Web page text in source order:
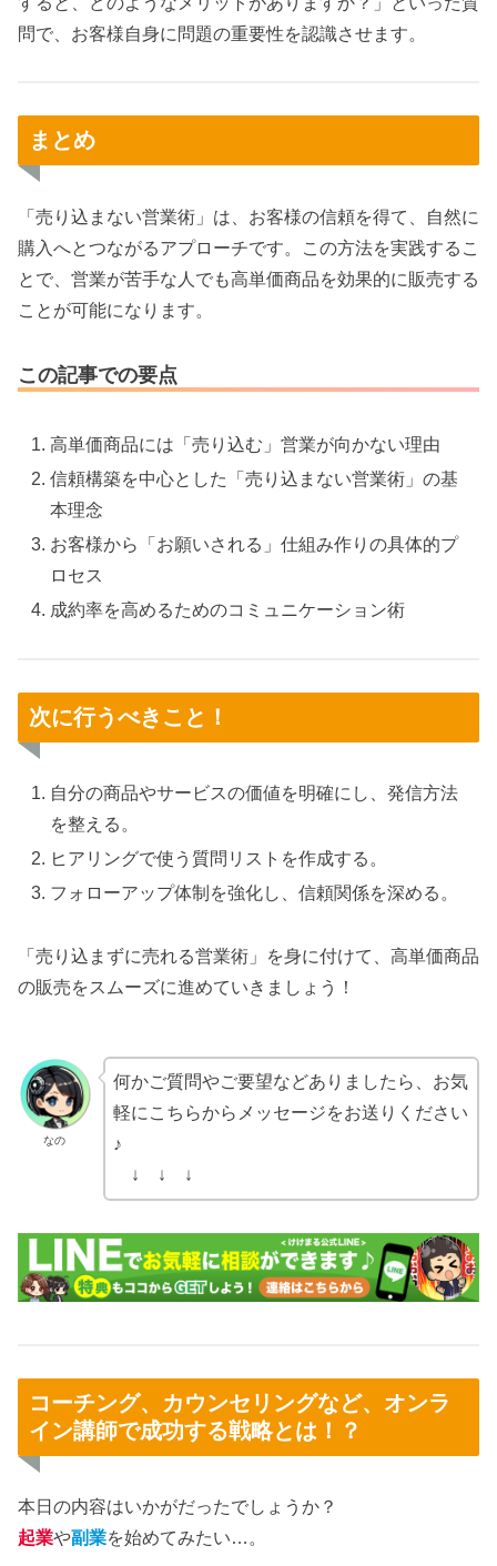
問で、お客様自身に問題の重要性を認識させます。
まとめ
「売り込まない営業術」は、お客様の信頼を得て、自然に
購入へとつながるアプローチです。この方法を実践するこ
とで、営業が苦手な人でも高単価商品を効果的に販売する
ことが可能になります。
この記事での要点
高単価商品には「売り込む」営業が向かない理由
信頼構築を中心とした「売り込まない営業術」の基
本理念
お客様から「お願いされる」仕組み作りの具体的プ
ロセス
成約率を高めるためのコミュニケーション術
次に行うべきこと！
自分の商品やサービスの価値を明確にし、発信方法
を整える。
ヒアリングで使う質問リストを作成する。
フォローアップ体制を強化し、信頼関係を深める。
「売り込まずに売れる営業術」を身に付けて、高単価商品
の販売をスムーズに進めていきましょう！
なの
何かご質問やご要望などありましたら、お気
軽にこちらからメッセージをお送りください
♪
↓ ↓ ↓
コーチング、カウンセリングなど、オンラ
イン講師で成功する戦略とは！？
本日の内容はいかがだったでしょうか？
起業や副業を始めてみたい…。